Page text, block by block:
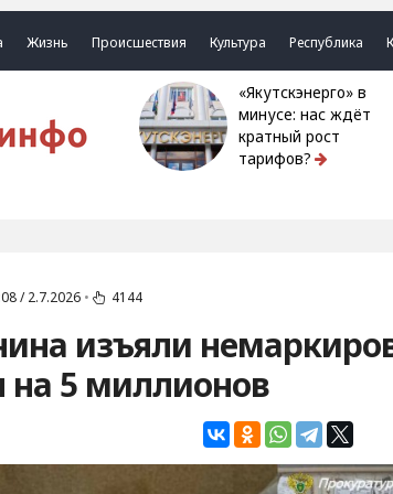
Жизнь Происшествия Культура Республика
«Якутскэнерго» в
минусе: нас ждёт
кратный рост
тарифов?
/ 2.7.2026 • 4144
изъяли
на 5 миллионов